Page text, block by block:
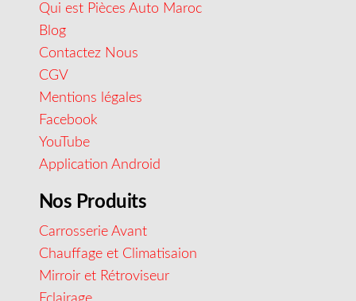
Qui est Pièces Auto Maroc
Blog
Contactez Nous
CGV
Mentions légales
Facebook
YouTube
Application Android
Nos Produits
Carrosserie Avant
Chauffage et Climatisaion
Mirroir et Rétroviseur